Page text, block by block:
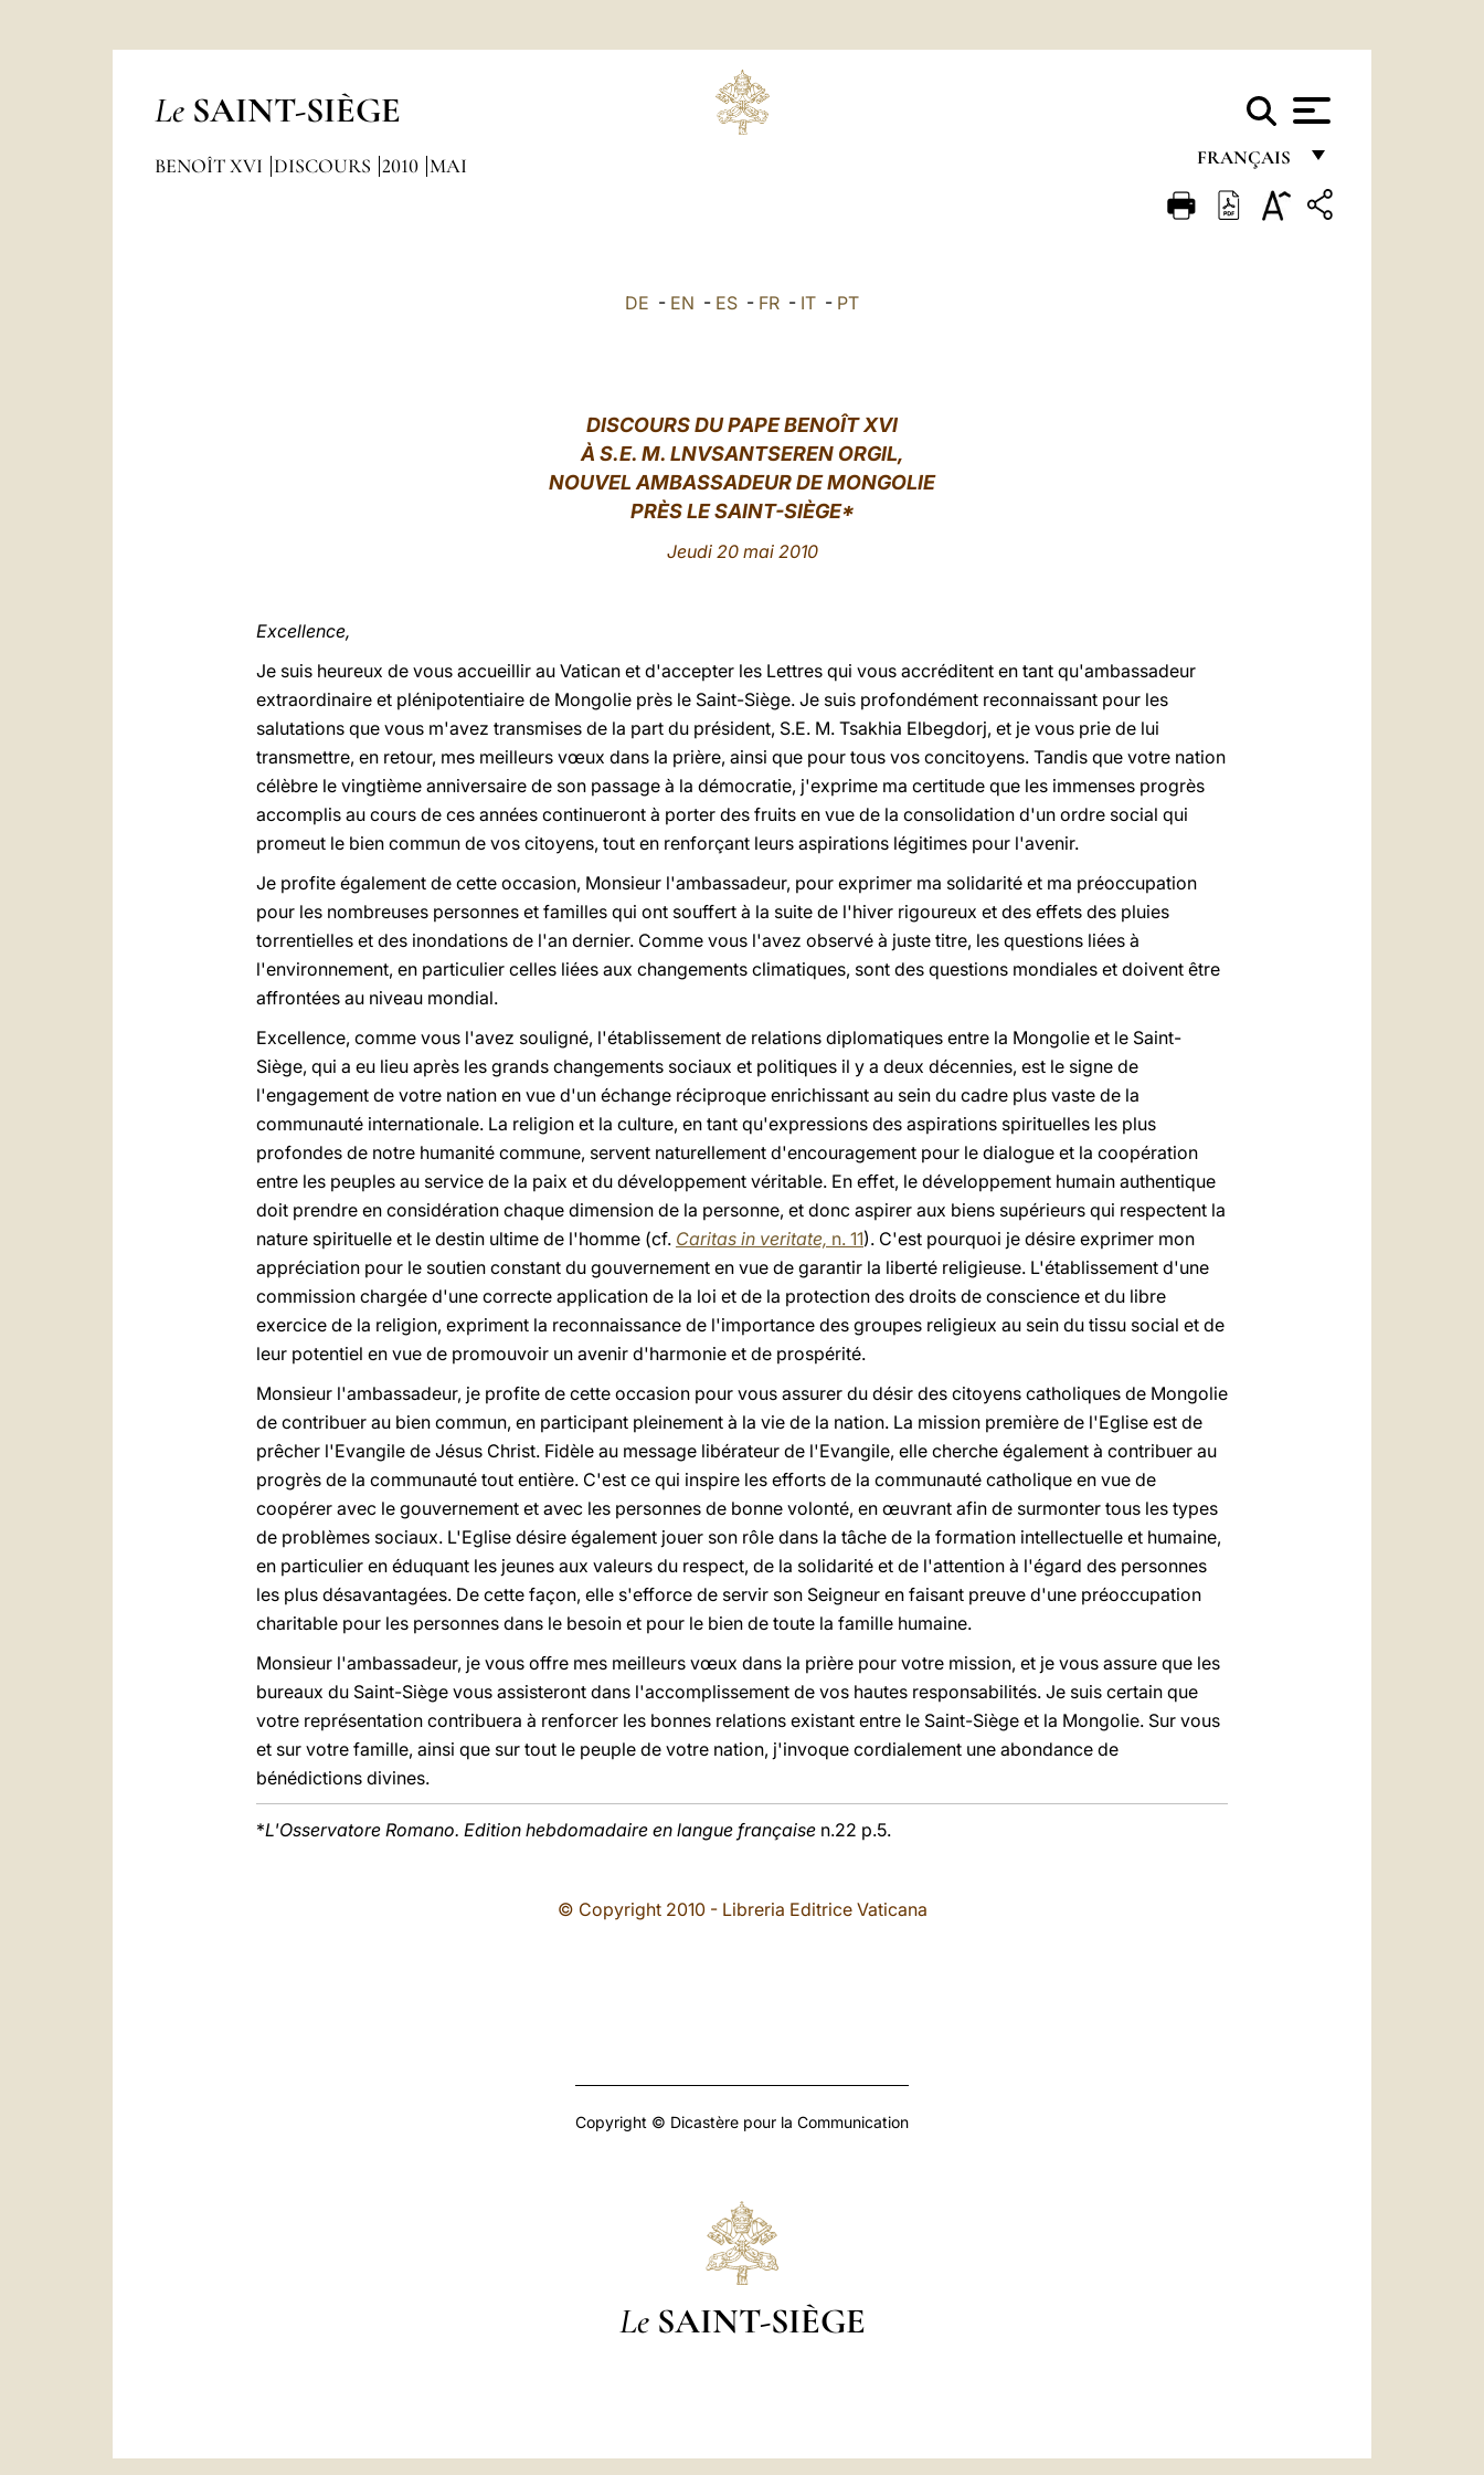
Le SAINT-SIÈGE
FRANÇAIS
FRANÇAIS
BENOÎT XVI DISCOURS 2010 MAI
DE - EN - ES - FR - IT - PT
DISCOURS DU PAPE BENOÎT XVI
À S.E. M. LNVSANTSEREN ORGIL,
NOUVEL AMBASSADEUR DE MONGOLIE
PRÈS LE SAINT-SIÈGE*
Jeudi 20 mai 2010
Excellence,
Je suis heureux de vous accueillir au Vatican et d'accepter les Lettres qui vous accréditent en tant qu'ambassadeur
extraordinaire et plénipotentiaire de Mongolie près le Saint-Siège. Je suis profondément reconnaissant pour les
salutations que vous m'avez transmises de la part du président, S.E. M. Tsakhia Elbegdorj, et je vous prie de lui
transmettre, en retour, mes meilleurs vœux dans la prière, ainsi que pour tous vos concitoyens. Tandis que votre nation
célèbre le vingtième anniversaire de son passage à la démocratie, j'exprime ma certitude que les immenses progrès
accomplis au cours de ces années continueront à porter des fruits en vue de la consolidation d'un ordre social qui
promeut le bien commun de vos citoyens, tout en renforçant leurs aspirations légitimes pour l'avenir.
Je profite également de cette occasion, Monsieur l'ambassadeur, pour exprimer ma solidarité et ma préoccupation
pour les nombreuses personnes et familles qui ont souffert à la suite de l'hiver rigoureux et des effets des pluies
torrentielles et des inondations de l'an dernier. Comme vous l'avez observé à juste titre, les questions liées à
l'environnement, en particulier celles liées aux changements climatiques, sont des questions mondiales et doivent être
affrontées au niveau mondial.
Excellence, comme vous l'avez souligné, l'établissement de relations diplomatiques entre la Mongolie et le Saint-
Siège, qui a eu lieu après les grands changements sociaux et politiques il y a deux décennies, est le signe de
l'engagement de votre nation en vue d'un échange réciproque enrichissant au sein du cadre plus vaste de la
communauté internationale. La religion et la culture, en tant qu'expressions des aspirations spirituelles les plus
profondes de notre humanité commune, servent naturellement d'encouragement pour le dialogue et la coopération
entre les peuples au service de la paix et du développement véritable. En effet, le développement humain authentique
doit prendre en considération chaque dimension de la personne, et donc aspirer aux biens supérieurs qui respectent la
nature spirituelle et le destin ultime de l'homme (cf. Caritas in veritate, n. 11). C'est pourquoi je désire exprimer mon
appréciation pour le soutien constant du gouvernement en vue de garantir la liberté religieuse. L'établissement d'une
commission chargée d'une correcte application de la loi et de la protection des droits de conscience et du libre
exercice de la religion, expriment la reconnaissance de l'importance des groupes religieux au sein du tissu social et de
leur potentiel en vue de promouvoir un avenir d'harmonie et de prospérité.
Monsieur l'ambassadeur, je profite de cette occasion pour vous assurer du désir des citoyens catholiques de Mongolie
de contribuer au bien commun, en participant pleinement à la vie de la nation. La mission première de l'Eglise est de
prêcher l'Evangile de Jésus Christ. Fidèle au message libérateur de l'Evangile, elle cherche également à contribuer au
progrès de la communauté tout entière. C'est ce qui inspire les efforts de la communauté catholique en vue de
coopérer avec le gouvernement et avec les personnes de bonne volonté, en œuvrant afin de surmonter tous les types
de problèmes sociaux. L'Eglise désire également jouer son rôle dans la tâche de la formation intellectuelle et humaine,
en particulier en éduquant les jeunes aux valeurs du respect, de la solidarité et de l'attention à l'égard des personnes
les plus désavantagées. De cette façon, elle s'efforce de servir son Seigneur en faisant preuve d'une préoccupation
charitable pour les personnes dans le besoin et pour le bien de toute la famille humaine.
Monsieur l'ambassadeur, je vous offre mes meilleurs vœux dans la prière pour votre mission, et je vous assure que les
bureaux du Saint-Siège vous assisteront dans l'accomplissement de vos hautes responsabilités. Je suis certain que
votre représentation contribuera à renforcer les bonnes relations existant entre le Saint-Siège et la Mongolie. Sur vous
et sur votre famille, ainsi que sur tout le peuple de votre nation, j'invoque cordialement une abondance de
bénédictions divines.
*L'Osservatore Romano. Edition hebdomadaire en langue française n.22 p.5.
© Copyright 2010 - Libreria Editrice Vaticana
Copyright © Dicastère pour la Communication
Le SAINT-SIÈGE